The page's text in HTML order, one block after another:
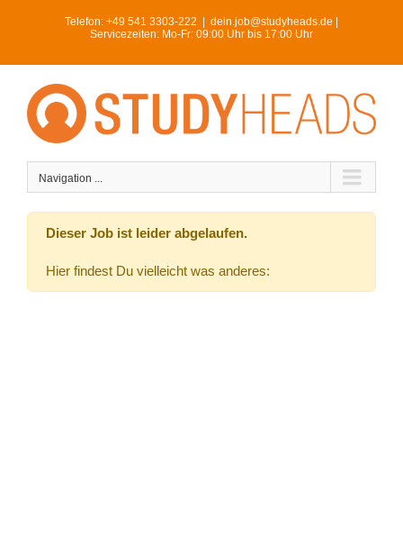
Telefon: +49 541 3303-222
dein.job@studyheads.de |
Servicezeiten: Mo-Fr: 09:00 Uhr bis 17:00 Uhr
Navigation ...
Dieser Job ist leider abgelaufen.
Hier findest Du vielleicht was anderes: